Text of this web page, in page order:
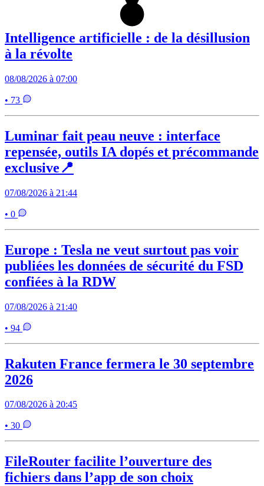
Intelligence artificielle : de la désillusion
à la révolte
08/08/2026 à 07:00
• 73
Luminar fait peau neuve : interface
repensée, outils IA dopés et précommande
exclusive📍
07/08/2026 à 21:44
• 0
Europe : Tesla ne veut surtout pas voir
publiées les données de sécurité du FSD
confiées à la RDW
07/08/2026 à 21:40
• 94
Rakuten France fermera le 30 septembre
2026
07/08/2026 à 20:45
• 30
FileRouter facilite l’ouverture des
fichiers dans l’app de son choix